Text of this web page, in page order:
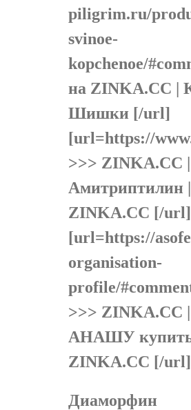
piligrim.ru/
svinoe-
kopchenoe/
на ZINKA.CC |
Шишки [/url]
[url=https://
>>> ZINKA.CC
Амитриптилин
ZINKA.CC [/url]
[url=https://
organisation-
profile/
>>> ZINKA.CC |
АНАШУ
ZINKA.CC [/url]
Диаморфин